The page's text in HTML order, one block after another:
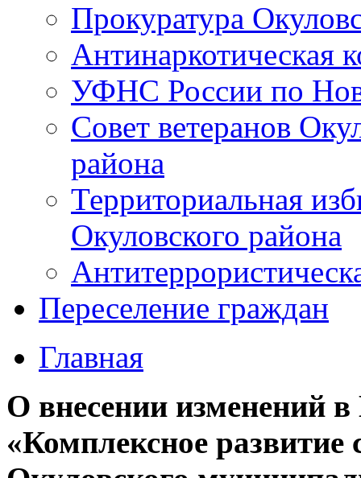
Прокуратура
Антинаркотическая
УФНС России по
Совет ветеранов
района
Территориальная
Окуловского района
Переселение граждан
Главная
О внесении изменений
«Комплексное развитие